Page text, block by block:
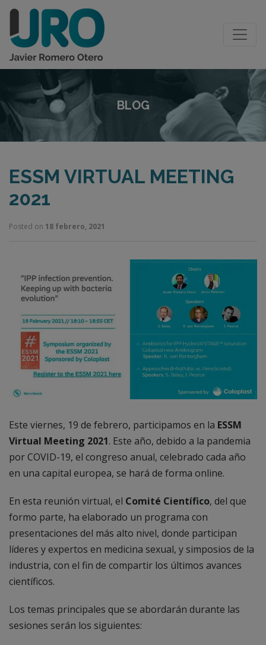
BLOG
ESSM VIRTUAL MEETING
2021
Posted on 18 febrero, 2021
Este viernes, 19 de febrero, participamos en la ESSM
Virtual Meeting 2021. Este año, debido a la pandemia
por COVID-19, el congreso anual, celebrado cada año
en una capital europea, se hará de forma online.
En esta reunión virtual, el Comité Científico, del que
formo parte, ha elaborado un programa con
presentaciones del más alto nivel, donde participan
líderes y expertos en medicina sexual, y simposios de la
industria, con el fin de compartir los últimos avances
científicos.
Los temas principales que se abordarán durante las
sesiones serán los siguientes: